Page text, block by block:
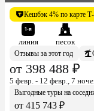
Кешбэк 4% по карте
линия песок
Отзывы за этот год
от 398 488 ₽
5 февр. - 12 февр., 7
Выгодные туры на
от 415 743 ₽